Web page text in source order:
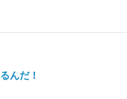
んだ！